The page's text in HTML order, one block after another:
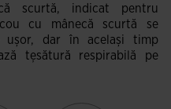
scurtă, indicat pentru
cu mânecă scurtă se
ușor, dar în același timp
țesătură respirabilă pe